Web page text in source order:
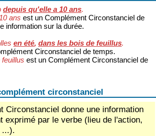
depuis qu'elle a 10 ans.
ans est un Complément Circonstanciel de
information sur la durée.
en été, dans les bois de feuillus.
Circonstanciel de temps.
est un Complément Circonstanciel de
circonstanciel
Circonstanciel donne une information
exprimé par le verbe (lieu de l'action,
...).